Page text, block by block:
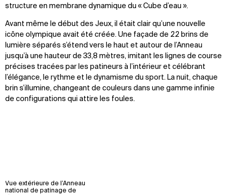
structure en membrane dynamique du « Cube d’eau ».
Avant même le début des Jeux, il était clair qu’une nouvelle
icône olympique avait été créée. Une façade de 22 brins de
lumière séparés s’étend vers le haut et autour de l’Anneau
jusqu’à une hauteur de 33,8 mètres, imitant les lignes de course
précises tracées par les patineurs à l’intérieur et célébrant
l’élégance, le rythme et le dynamisme du sport. La nuit, chaque
brin s’illumine, changeant de couleurs dans une gamme infinie
de configurations qui attire les foules.
Vue extérieure de l’Anneau
national de patinage de